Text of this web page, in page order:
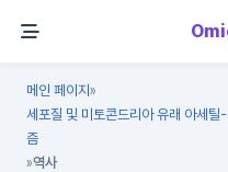
메인 페이지»
세포질 및 미토콘드리아 유래 아세
즘
»역사